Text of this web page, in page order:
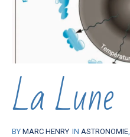
La Lune
BY MARC HENRY IN ASTRONOMIE,